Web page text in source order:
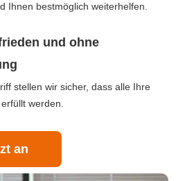
Ihnen bestmöglich weiterhelfen.
und ohne
stellen wir sicher, dass alle Ihre
werden.
an